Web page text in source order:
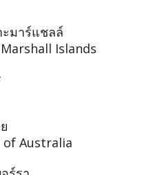
มาร์แชลล์
Islands
Australia